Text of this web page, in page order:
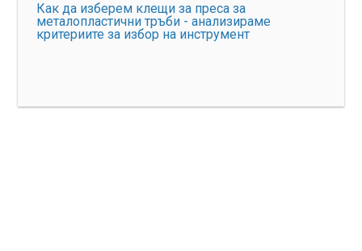
Как да изберем клещи за преса за
металопластични тръби - анализираме
критериите за избор на инструмент